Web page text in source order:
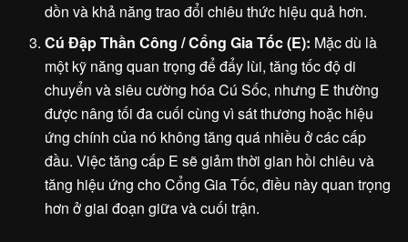
dồn và khả năng trao đổi chiêu thức hiệu quả hơn.
Cú Đập Thần Công / Cổng Gia Tốc (E): Mặc dù là
một kỹ năng quan trọng để đẩy lùi, tăng tốc độ di
chuyển và siêu cường hóa Cú Sốc, nhưng E thường
được nâng tối đa cuối cùng vì sát thương hoặc hiệu
ứng chính của nó không tăng quá nhiều ở các cấp
đầu. Việc tăng cấp E sẽ giảm thời gian hồi chiêu và
tăng hiệu ứng cho Cổng Gia Tốc, điều này quan trọng
hơn ở giai đoạn giữa và cuối trận.